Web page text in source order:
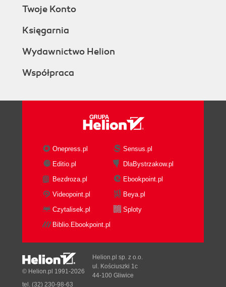
Twoje Konto
Księgarnia
Wydawnictwo Helion
Współpraca
Onepress.pl
Sensus.pl
Editio.pl
DlaBystrzakow.pl
Bezdroza.pl
Ebookpoint.pl
Videopoint.pl
Beya.pl
Czytalisek.pl
Sploty
Biblio.Ebookpoint.pl
© Helion.pl 1991-2026
Helion.pl sp. z o.o.
ul. Kościuszki 1c
44-100 Gliwice
tel. (32) 230-98-63